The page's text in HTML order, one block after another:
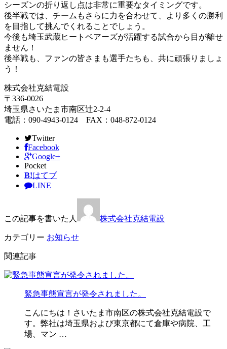
シーズンの折り返し点は非常に重要なタイミングです。
後半戦では、チームもさらに力を合わせて、より多くの勝利
を目指して挑んでくれることでしょう。
今後も埼玉武蔵ヒートベアーズが活躍する試合から目が離せ
ません！
後半戦も、ファンの皆さまも選手たちも、共に頑張りましょ
う！
株式会社克結電設
〒336-0026
埼玉県さいたま市南区辻2-2-4
電話：090-4943-0124 FAX：048-872-0124
Twitter
Facebook
Google+
Pocket
B!はてブ
LINE
この記事を書いた人 株式会社克結電設
カテゴリー お知らせ
関連記事
緊急事態宣言が発令されました。
こんにちは！さいたま市南区の株式会社克結電設で
す。弊社は埼玉県および東京都にて倉庫や病院、工
場、マン …